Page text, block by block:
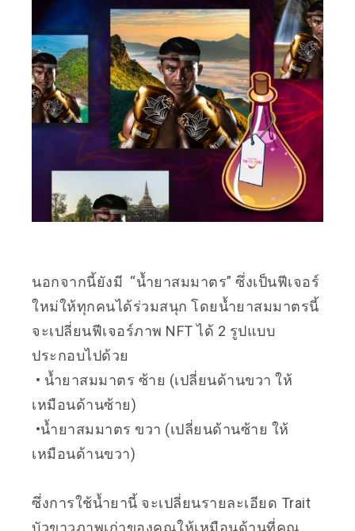
นอกจากนี้ยังมี “น้ำยาสมมาตร” ซึ่งเป็นฟีเจอร์
ใหม่ให้ทุกคนได้ร่วมสนุก โดยน้ำยาสมมาตรนี้
จะเปลี่ยนฟีเจอร์ภาพ NFT ได้ 2 รูปแบบ
ประกอบไปด้วย
• น้ำยาสมมาตร ซ้าย (เปลี่ยนด้านขวา ให้
เหมือนด้านซ้าย)
•น้ำยาสมมาตร ขวา (เปลี่ยนด้านซ้าย ให้
เหมือนด้านขวา)
ซึ่งการใช้น้ำยานี้ จะเปลี่ยนรายละเอียด Trait